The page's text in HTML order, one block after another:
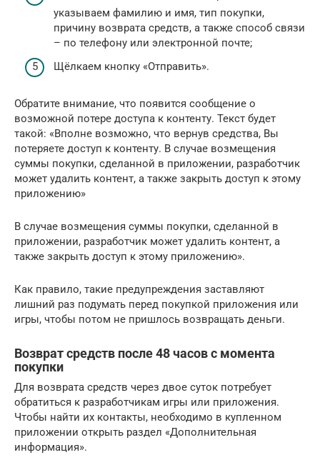
указываем фамилию и имя, тип покупки,
причину возврата средств, а также способ связи
– по телефону или электронной почте;
Щёлкаем кнопку «Отправить».
Обратите внимание, что появится сообщение о
возможной потере доступа к контенту. Текст будет
такой: «Вполне возможно, что вернув средства, Вы
потеряете доступ к контенту. В случае возмещения
суммы покупки, сделанной в приложении, разработчик
может удалить контент, а также закрыть доступ к этому
приложению»
В случае возмещения суммы покупки, сделанной в
приложении, разработчик может удалить контент, а
также закрыть доступ к этому приложению».
Как правило, такие предупреждения заставляют
лишний раз подумать перед покупкой приложения или
игры, чтобы потом не пришлось возвращать деньги.
Возврат средств после 48 часов с момента
покупки
Для возврата средств через двое суток потребует
обратиться к разработчикам игры или приложения.
Чтобы найти их контакты, необходимо в купленном
приложении открыть раздел «Дополнительная
информация».